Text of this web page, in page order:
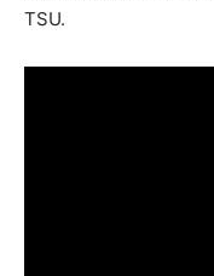
TSU.